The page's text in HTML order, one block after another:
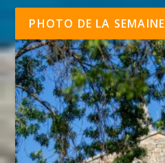
PHOTO DE LA SEMAINE